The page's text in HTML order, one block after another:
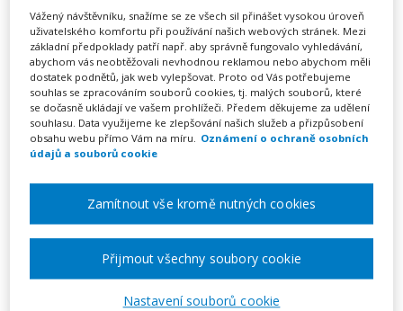
ONLINE kurz chůva do
zahájení povinné školní
docházky – PODZIMNÍ KURZ
– České Budějovice
PořádáAM Solvo
15. 09. 2025 - 20. 11. 2025
Vážený návštěvníku, snažíme se ze všech sil přinášet vysokou úroveň
uživatelského komfortu při používání našich webových stránek. Mezi
základní předpoklady patří např. aby správně fungovalo vyhledávání,
abychom vás neobtěžovali nevhodnou reklamou nebo abychom měli
dostatek podnětů, jak web vylepšovat. Proto od Vás potřebujeme
souhlas se zpracováním souborů cookies, tj. malých souborů, které
se dočasně ukládají ve vašem prohlížeči. Předem děkujeme za udělení
souhlasu. Data využijeme ke zlepšování našich služeb a přizpůsobení
obsahu webu přímo Vám na míru. Oznámení o ochraně osobních
údajů a souborů cookie
Nastavení souborů cookie
Zamítnout vše kromě nutných cookies
Přijmout všechny soubory cookie